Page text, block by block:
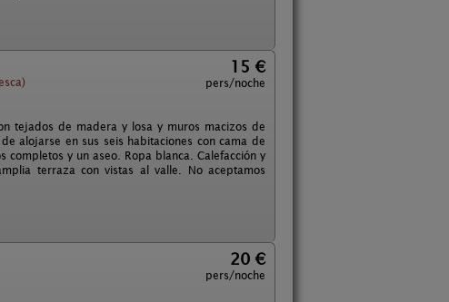
15 €
pers/noche
tejados de madera y losa y muros macizos de
alojarse en sus seis habitaciones con cama de
y un aseo. Ropa blanca. Calefacción y
terraza con vistas al valle. No aceptamos
20 €
pers/noche